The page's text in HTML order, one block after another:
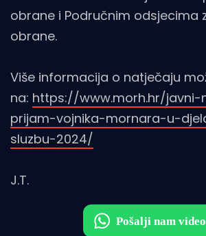
obrane i Područnim odsjecima
obrane.
Više informacija o natječaju
na: https://www.morh.hr/
prijam-vojnika-mornara-u-
sluzbu-2024/
J.T.